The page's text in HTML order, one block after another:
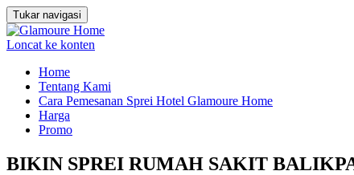
Tukar navigasi
Loncat ke konten
Home
Tentang Kami
Cara Pemesanan Sprei Hotel Glamoure Home
Harga
Promo
BIKIN SPREI RUMAH SAKIT